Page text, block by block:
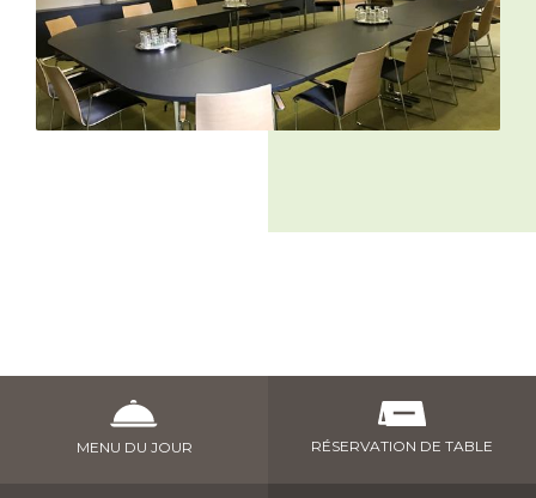
MENU DU JOUR RÉSERVATION DE TABLE